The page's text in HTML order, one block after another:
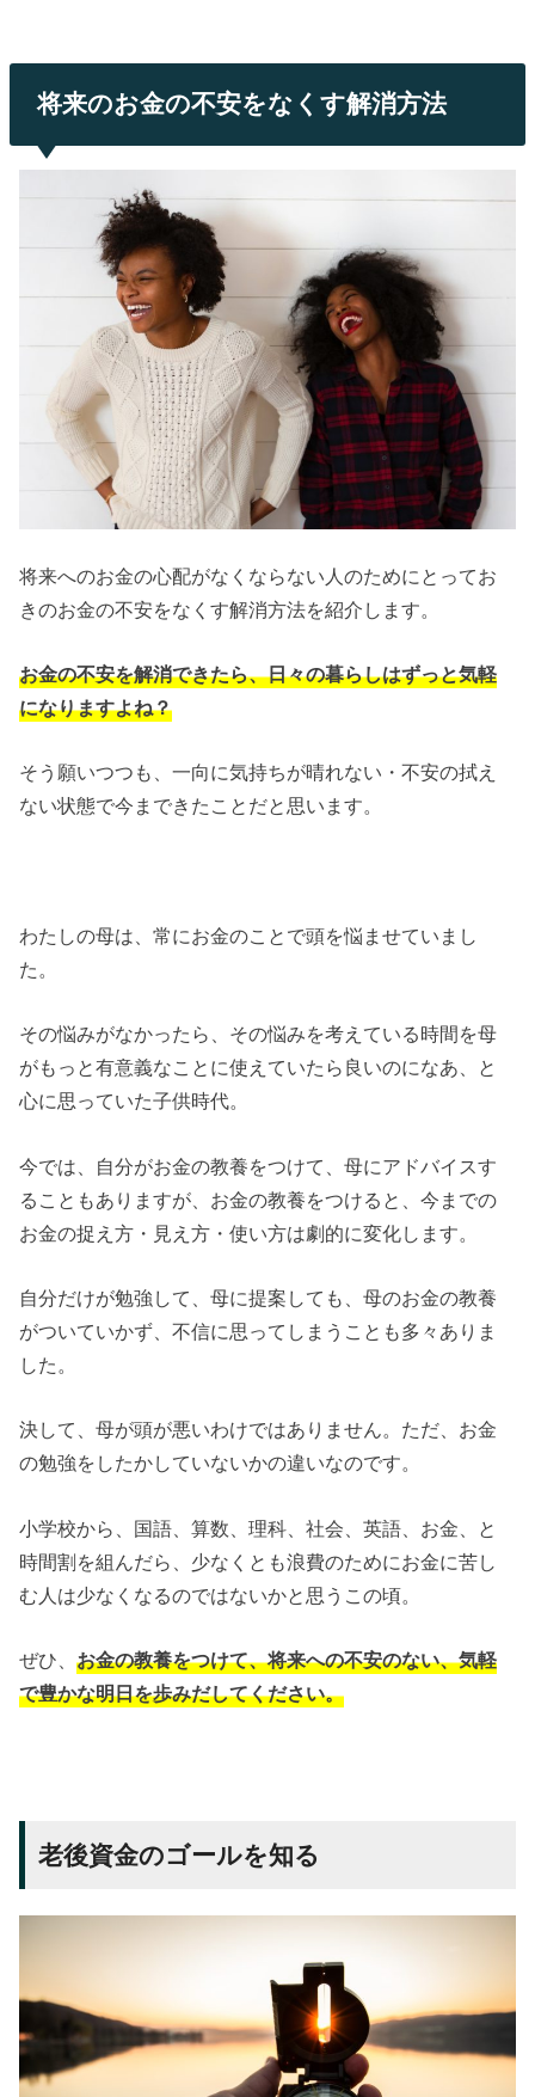
将来のお金の不安をなくす解消方法
将来へのお金の心配がなくならない人のためにとってお
きのお金の不安をなくす解消方法を紹介します。
お金の不安を解消できたら、日々の暮らしはずっと気軽
になりますよね？
そう願いつつも、一向に気持ちが晴れない・不安の拭え
ない状態で今まできたことだと思います。
わたしの母は、常にお金のことで頭を悩ませていまし
た。
その悩みがなかったら、その悩みを考えている時間を母
がもっと有意義なことに使えていたら良いのになあ、と
心に思っていた子供時代。
今では、自分がお金の教養をつけて、母にアドバイスす
ることもありますが、お金の教養をつけると、今までの
お金の捉え方・見え方・使い方は劇的に変化します。
自分だけが勉強して、母に提案しても、母のお金の教養
がついていかず、不信に思ってしまうことも多々ありま
した。
決して、母が頭が悪いわけではありません。ただ、お金
の勉強をしたかしていないかの違いなのです。
小学校から、国語、算数、理科、社会、英語、お金、と
時間割を組んだら、少なくとも浪費のためにお金に苦し
む人は少なくなるのではないかと思うこの頃。
ぜひ、お金の教養をつけて、将来への不安のない、気軽
で豊かな明日を歩みだしてください。
老後資金のゴールを知る